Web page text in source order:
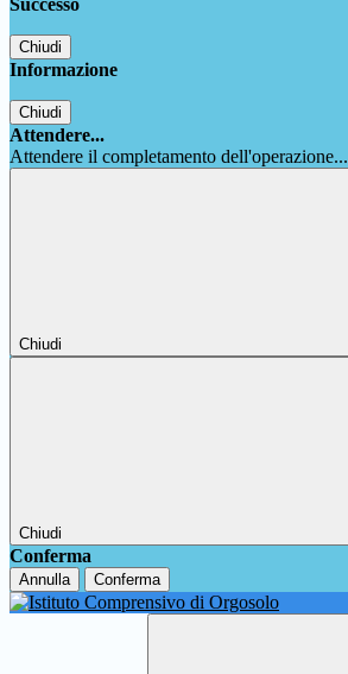
Successo
Chiudi
Informazione
Chiudi
Attendere...
Attendere il completamento dell'operazione...
Chiudi
Chiudi
Conferma
Annulla Conferma